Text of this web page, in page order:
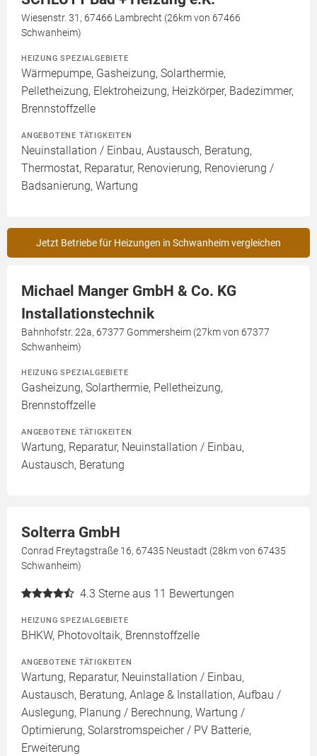
Wiesenstr. 31, 67466 Lambrecht (26km von 67466
Schwanheim)
HEIZUNG SPEZIALGEBIETE
Wärmepumpe, Gasheizung, Solarthermie,
Pelletheizung, Elektroheizung, Heizkörper, Badezimmer,
Brennstoffzelle
ANGEBOTENE TÄTIGKEITEN
Neuinstallation / Einbau, Austausch, Beratung,
Thermostat, Reparatur, Renovierung, Renovierung /
Badsanierung, Wartung
Jetzt Betriebe für Heizungen in Schwanheim vergleichen
Michael Manger GmbH & Co. KG
Installationstechnik
Bahnhofstr. 22a, 67377 Gommersheim (27km von 67377
Schwanheim)
HEIZUNG SPEZIALGEBIETE
Gasheizung, Solarthermie, Pelletheizung,
Brennstoffzelle
ANGEBOTENE TÄTIGKEITEN
Wartung, Reparatur, Neuinstallation / Einbau,
Austausch, Beratung
Solterra GmbH
Conrad Freytagstraße 16, 67435 Neustadt (28km von 67435
Schwanheim)
4.3 Sterne aus 11 Bewertungen
HEIZUNG SPEZIALGEBIETE
BHKW, Photovoltaik, Brennstoffzelle
ANGEBOTENE TÄTIGKEITEN
Wartung, Reparatur, Neuinstallation / Einbau,
Austausch, Beratung, Anlage & Installation, Aufbau /
Auslegung, Planung / Berechnung, Wartung /
Optimierung, Solarstromspeicher / PV Batterie,
Erweiterung